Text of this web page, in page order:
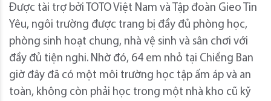
Được tài trợ bởi TOTO Việt Nam và Tập đoàn Gieo Tin
Yêu, ngôi trường được trang bị đầy đủ phòng học,
phòng sinh hoạt chung, nhà vệ sinh và sân chơi với
đầy đủ tiện nghi. Nhờ đó, 64 em nhỏ tại Chiềng Ban
giờ đây đã có một môi trường học tập ấm áp và an
toàn, không còn phải học trong một nhà kho cũ kỹ